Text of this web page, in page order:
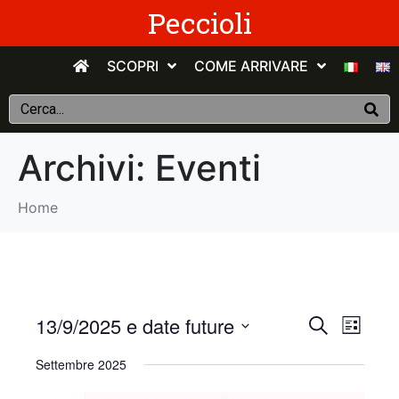
Peccioli
SCOPRI COME ARRIVARE
Archivi: Eventi
Home
E
v
C
r
E
E
e
13/9/2025 e date future
e
Settembre 2025